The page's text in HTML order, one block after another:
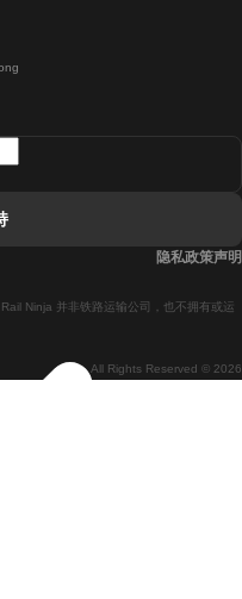
列車
的列車 All Rights Reserved © 2026
Ninja 并非铁路运输公司，也不拥有或运
隐私政策声明